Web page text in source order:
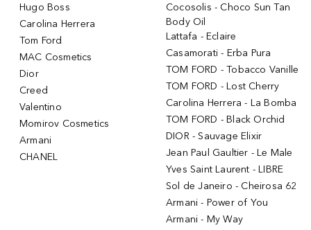
Hugo Boss
Carolina Herrera
Tom Ford
MAC Cosmetics
Dior
Creed
Valentino
Momirov Cosmetics
Armani
CHANEL
Cocosolis - Choco Sun Tan
Body Oil
Lattafa - Eclaire
Casamorati - Erba Pura
TOM FORD - Tobacco Vanille
TOM FORD - Lost Cherry
Carolina Herrera - La Bomba
TOM FORD - Black Orchid
DIOR - Sauvage Elixir
Jean Paul Gaultier - Le Male
Yves Saint Laurent - LIBRE
Sol de Janeiro - Cheirosa 62
Armani - Power of You
Armani - My Way